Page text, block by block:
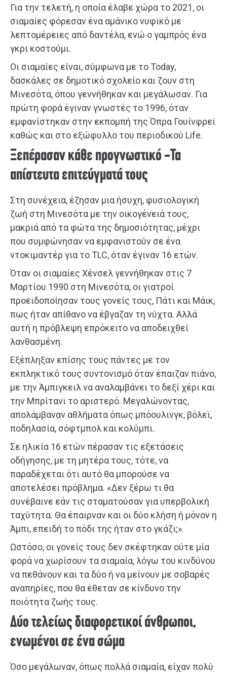
Για την τελετή, η οποία έλαβε χώρα το 2021, οι
σιαμαίες φόρεσαν ένα αμάνικο νυφικό με
λεπτομέρειες από δαντέλα, ενώ ο γαμπρός ένα
γκρι κοστούμι.
Οι σιαμαίες είναι, σύμφωνα με το Today,
δασκάλες σε δημοτικό σχολείο και ζουν στη
Μινεσότα, όπου γεννήθηκαν και μεγάλωσαν. Για
πρώτη φορά έγιναν γνωστές το 1996, όταν
εμφανίστηκαν στην εκπομπή της Όπρα Γουίνφρεϊ
καθώς και στο εξώφυλλο του περιοδικού Life.
Ξεπέρασαν κάθε προγνωστικό -Τα
απίστευτα επιτεύγματά τους
Στη συνέχεια, έζησαν μια ήσυχη, φυσιολογική
ζωή στη Μινεσότα με την οικογένειά τους,
μακριά από τα φώτα της δημοσιότητας, μέχρι
που συμφώνησαν να εμφανιστούν σε ένα
ντοκιμαντέρ για το TLC, όταν έγιναν 16 ετών.
Όταν οι σιαμαίες Χένσελ γεννήθηκαν στις 7
Μαρτίου 1990 στη Μινεσότα, οι γιατροί
προειδοποίησαν τους γονείς τους, Πάτι και Μάικ,
πως ήταν απίθανο να έβγαζαν τη νύχτα. Αλλά
αυτή η πρόβλεψη επρόκειτο να αποδειχθεί
λανθασμένη.
Εξέπληξαν επίσης τους πάντες με τον
εκπληκτικό τους συντονισμό όταν έπαιζαν πιάνο,
με την Άμπιγκειλ να αναλαμβάνει το δεξί χέρι και
την Μπρίτανι το αριστερό. Μεγαλώνοντας,
απολάμβαναν αθλήματα όπως μπόουλινγκ, βόλεϊ,
ποδηλασία, σόφτμπολ και κολύμπι.
Σε ηλικία 16 ετών πέρασαν τις εξετάσεις
οδήγησης, με τη μητέρα τους, τότε, να
παραδέχεται ότι αυτό θα μπορούσε να
αποτελέσει πρόβλημα. «Δεν ξέρω τι θα
συνέβαινε εάν τις σταματούσαν για υπερβολική
ταχύτητα. Θα έπαιρναν και οι δύο κλήση ή μόνον η
Άμπι, επειδή το πόδι της ήταν στο γκάζι;».
Ωστόσο, οι γονείς τους δεν σκέφτηκαν ούτε μία
φορά να χωρίσουν τα σιαμαία, λόγω του κινδύνου
να πεθάνουν και τα δύο ή να μείνουν με σοβαρές
αναπηρίες, που θα έθεταν σε κίνδυνο την
ποιότητα ζωής τους.
Δύο τελείως διαφορετικοί άνθρωποι,
ενωμένοι σε ένα σώμα
Όσο μεγάλωναν, όπως πολλά σιαμαία, είχαν πολύ